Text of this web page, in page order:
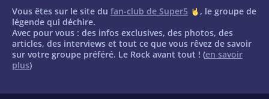
Vous êtes sur le site du fan-club de Super5
, le groupe de
légende qui déchire.
Avec pour vous : des infos exclusives, des photos, des
articles, des interviews et tout ce que vous rêvez de savoir
sur votre groupe préféré. Le Rock avant tout ! (en savoir
plus)